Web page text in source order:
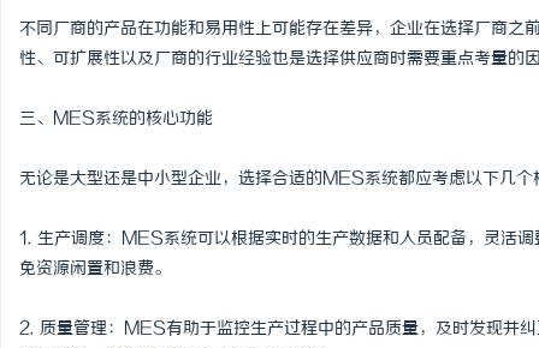
不同厂商的产品在功能和易用性上可能存在差异，企业在选择厂商
性、可扩展性以及厂商的行业经验也是选择供应商时需要重点考量的
三、MES系统的核心功能
无论是大型还是中小型企业，选择合适的MES系统都应考虑以下几个
1. 生产调度：MES系统可以根据实时的生产数据和人员配备，灵活
免资源闲置和浪费。
2. 质量管理：MES有助于监控生产过程中的产品质量，及时发现并
乐樱国际医疗中心 北京考研机构避坑指南